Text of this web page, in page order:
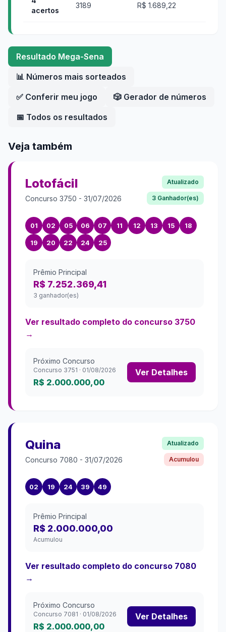
acertos
3189 R$ 1.689,22
Resultado Mega-Sena
📊 Números mais sorteados
✅ Conferir meu jogo
🎲 Gerador de números
📅 Todos os resultados
Veja também
Lotofácil
Concurso 3750 - 31/07/2026
Atualizado
3 Ganhador(es)
01 02 05 06 07 11 12 13 15 18
19 20 22 24 25
Prêmio Principal
R$ 7.252.369,41
3 ganhador(es)
Ver resultado completo do concurso 3750
→
Próximo Concurso
Concurso 3751 · 01/08/2026
R$ 2.000.000,00
Ver Detalhes
Quina
Concurso 7080 - 31/07/2026
Atualizado
Acumulou
02 19 24 39 49
Prêmio Principal
R$ 2.000.000,00
Acumulou
Ver resultado completo do concurso 7080
→
Próximo Concurso
Concurso 7081 · 01/08/2026
R$ 2.000.000,00
Ver Detalhes